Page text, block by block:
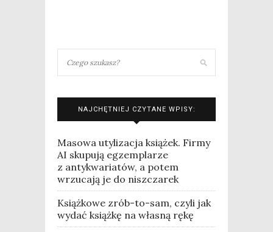
NAJCHĘTNIEJ CZYTANE WPISY:
Masowa utylizacja książek. Firmy
AI skupują egzemplarze
z antykwariatów, a potem
wrzucają je do niszczarek
Książkowe zrób-to-sam, czyli jak
wydać książkę na własną rękę